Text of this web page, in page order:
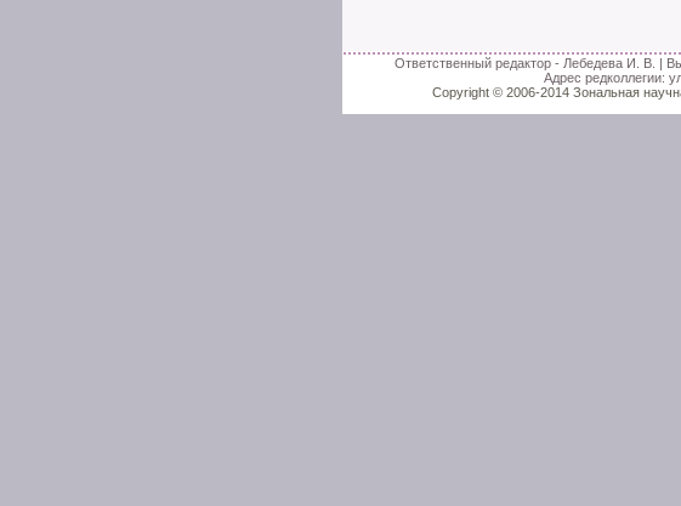
Ответственный редактор - Лебедева И. В. |
Адрес редколлегии:
Copyright © 2006-2014 Зональная